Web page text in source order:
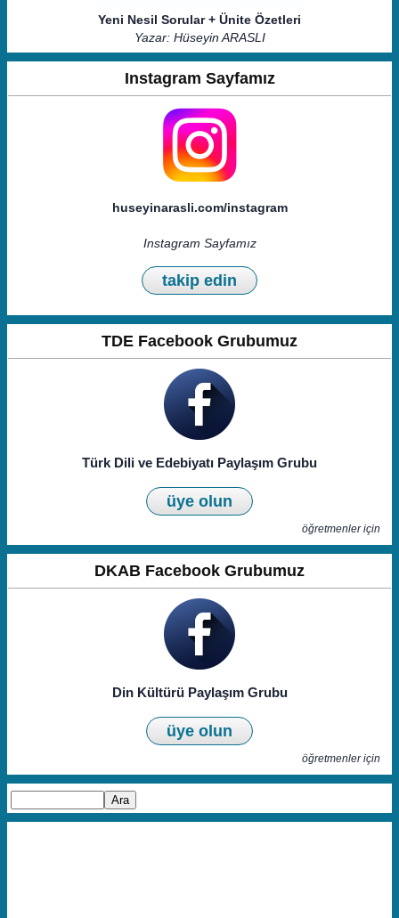
Yeni Nesil Sorular + Ünite Özetleri
Yazar: Hüseyin ARASLI
Instagram Sayfamız
huseyinarasli.com/instagram
Instagram Sayfamız
takip edin
TDE Facebook Grubumuz
Türk Dili ve Edebiyatı Paylaşım Grubu
üye olun
öğretmenler için
DKAB Facebook Grubumuz
Din Kültürü Paylaşım Grubu
üye olun
öğretmenler için